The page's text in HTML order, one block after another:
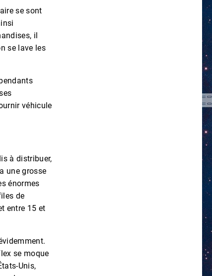
se sont
il
se lave les
véhicule
à distribuer,
une grosse
énormes
de
entre 15 et
se moque
Unis,